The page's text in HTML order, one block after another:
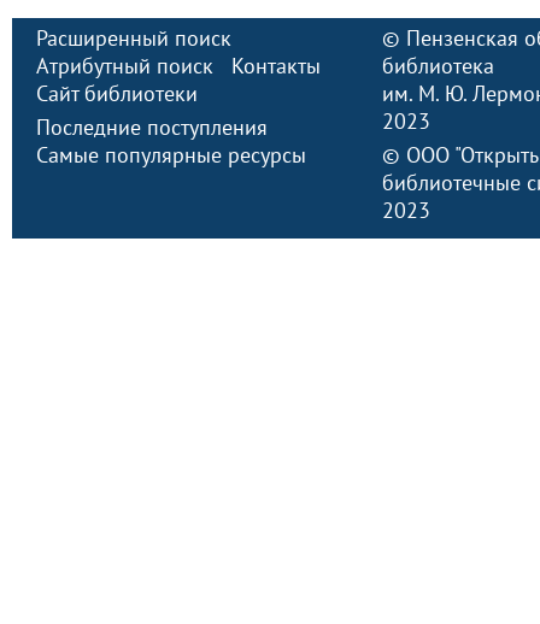
Расширенный поиск
Атрибутный поиск
Контакты
Сайт библиотеки
Последние поступления
Самые популярные ресурсы
© Пензенская
библиотека
им. М. Ю.
2023
© ООО
библиотечные
2023